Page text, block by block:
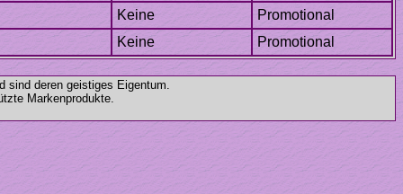
sind deren geistiges Eigentum.
Markenprodukte.